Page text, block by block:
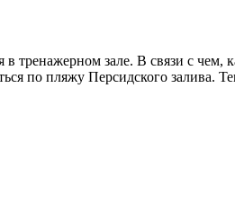
в тренажерном зале. В связи с чем,
по пляжу Персидского залива.